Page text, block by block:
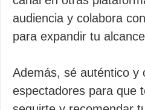
audiencia y colabora
para expandir tu
Además, sé auténtico y
espectadores para que